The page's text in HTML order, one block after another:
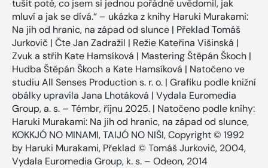
tušit poté, co jsem si jednou pořádně uvědomil, jak
mluví a jak se dívá.“ – ukázka z knihy Haruki Murakami:
Na jih od hranic, na západ od slunce | Překlad Tomáš
Jurkovič | Čte Jan Zadražil | Režie Kateřina Višinská |
Zvuk a střih Kate Hamsíková | Mastering Štěpán Škoch |
Hudba Štěpán Škoch a Kate Hamsíková | Natočeno ve
studiu All Senses Production s. r. o. | Grafiku podle knižní
obálky upravila Jana Lhotáková | Vydala Euromedia
Group, a. s. – Témbr, říjnu 2025. | Natočeno podle knihy:
Haruki Murakami: Na jih od hranic, na západ od slunce,
KOKKJÓ NO MINAMI, TAIJÓ NO NIŠI, Copyright © 1992
by Haruki Murakami, Překlad © Tomáš Jurkovič, 2004,
Vydala Euromedia Group, k. s. – Odeon, 2014